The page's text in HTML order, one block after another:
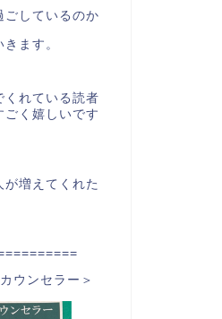
ごしているのか
ます。
くれている読者
ごく嬉しいです
が増えてくれた
ウンセラー＞